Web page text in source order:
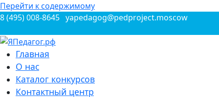
Перейти к содержимому
8 (495) 008-8645 yapedagog@pedproject.moscow
ЯПедагог.рф
Всероссийские конкурсы для педагогов
Главная
О нас
Каталог конкурсов
Контактный центр